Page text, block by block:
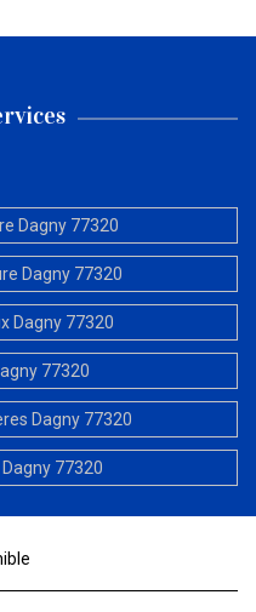
Dagny 77320
Dagny 77320
Dagny 77320
77320
Dagny 77320
77320